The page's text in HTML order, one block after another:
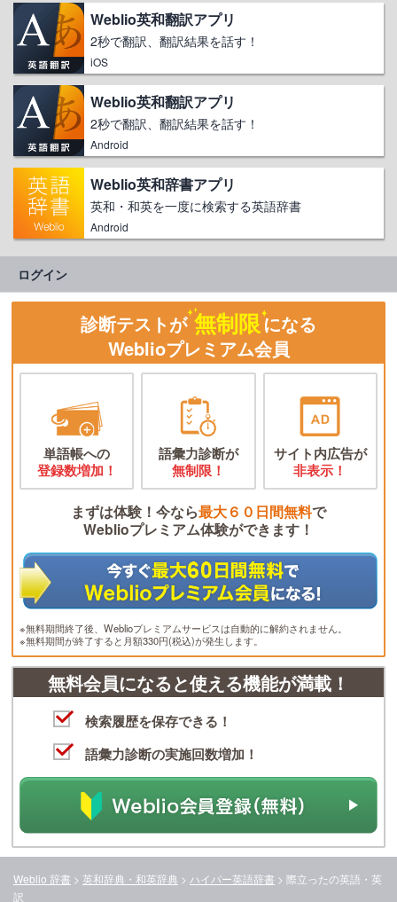
Weblio英和翻訳アプリ
2秒で翻訳、翻訳結果を話す！
iOS
Weblio英和翻訳アプリ
2秒で翻訳、翻訳結果を話す！
Android
Weblio英和辞書アプリ
英和・和英を一度に検索する英語辞書
Android
ログイン
診断テストが 無制限になる
Weblioプレミアム会員
単語帳への
登録数増加！
語彙力診断が
無制限！
サイト内広告が
非表示！
まずは体験！今なら最大６０日間無料で
Weblioプレミアム体験ができます！
※無料期間終了後、Weblioプレミアムサービスは自動的に解約されません。
※無料期間が終了すると月額330円(税込)が発生します。
無料会員になると使える機能が満載！
検索履歴を保存できる！
語彙力診断の実施回数増加！
Weblio 辞書 > 英和辞典・和英辞典 > ハイパー英語辞書 > 際立ったの英語・英
訳